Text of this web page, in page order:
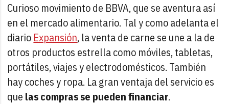
Curioso movimiento de BBVA, que se aventura así
en el mercado alimentario. Tal y como adelanta el
diario Expansión, la venta de carne se une a la de
otros productos estrella como móviles, tabletas,
portátiles, viajes y electrodomésticos. También
hay coches y ropa. La gran ventaja del servicio es
que las compras se pueden financiar.